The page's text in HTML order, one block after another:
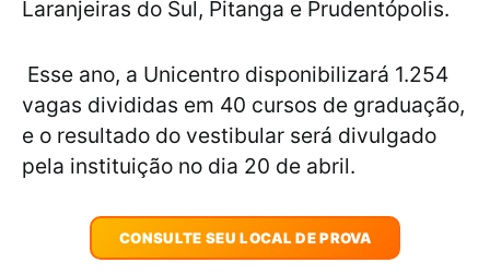
Laranjeiras do Sul, Pitanga e Prudentópolis.
Esse ano, a Unicentro disponibilizará 1.254
vagas divididas em 40 cursos de graduação,
e o resultado do vestibular será divulgado
pela instituição no dia 20 de abril.
CONSULTE SEU LOCAL DE PROVA